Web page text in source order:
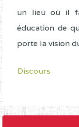
un lieu où il
éducation de
porte la vision
Discours